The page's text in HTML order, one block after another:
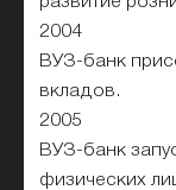
2004
ВУЗ-банк
вкладов.
2005
ВУЗ-банк
физических